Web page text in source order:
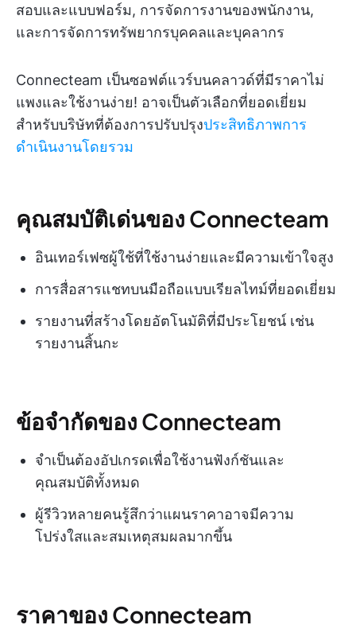
สอบและแบบฟอร์ม, การจัดการงานของพนักงาน,
และการจัดการทรัพยากรบุคคลและบุคลากร
Connecteam เป็นซอฟต์แวร์บนคลาวด์ที่มีราคาไม่
แพงและใช้งานง่าย! อาจเป็นตัวเลือกที่ยอดเยี่ยม
สำหรับบริษัทที่ต้องการปรับปรุงประสิทธิภาพการ
ดำเนินงานโดยรวม
คุณสมบัติเด่นของ Connecteam
อินเทอร์เฟซผู้ใช้ที่ใช้งานง่ายและมีความเข้าใจสูง
การสื่อสารแชทบนมือถือแบบเรียลไทม์ที่ยอดเยี่ยม
รายงานที่สร้างโดยอัตโนมัติที่มีประโยชน์ เช่น
รายงานสิ้นกะ
ข้อจำกัดของ Connecteam
จำเป็นต้องอัปเกรดเพื่อใช้งานฟังก์ชันและ
คุณสมบัติทั้งหมด
ผู้รีวิวหลายคนรู้สึกว่าแผนราคาอาจมีความ
โปร่งใสและสมเหตุสมผลมากขึ้น
ราคาของ Connecteam